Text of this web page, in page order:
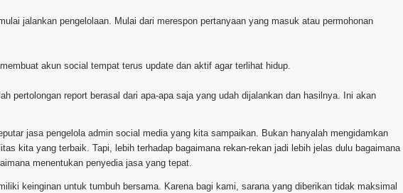
jalankan pengelolaan. Mulai dari merespon pertanyaan yang masuk atau permohonan
akun social tempat terus update dan aktif agar terlihat hidup.
pertolongan report berasal dari apa-apa saja yang udah dijalankan dan hasilnya. Ini akan
jasa pengelola admin social media yang kita sampaikan. Bukan hanyalah mengidamkan
kita yang terbaik. Tapi, lebih terhadap bagaimana rekan-rekan jadi lebih jelas dulu bagaimana
menentukan penyedia jasa yang tepat.
keinginan untuk tumbuh bersama. Karena bagi kami, sarana yang diberikan tidak maksimal